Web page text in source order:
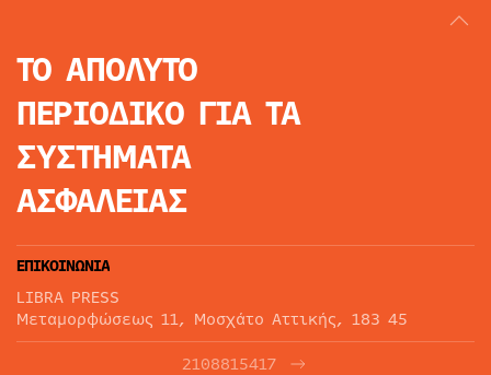
ΤΟ ΑΠΟΛΥΤΟ
ΠΕΡΙΟΔΙΚΟ ΓΙΑ ΤΑ
ΣΥΣΤΗΜΑΤΑ
ΑΣΦΑΛΕΙΑΣ
ΕΠΙΚΟΙΝΩΝΙΑ
LIBRA PRESS
Μεταμορφώσεως 11, Μοσχάτο Αττικής, 183 45
2108815417